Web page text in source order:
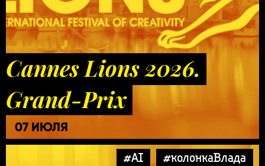
Cannes Lions 2026.
Grand-Prix
07 ИЮЛЯ
#AI
#колонкаВлада